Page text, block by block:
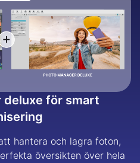
deluxe för smart
hantera och lagra foton,
översikten över hela